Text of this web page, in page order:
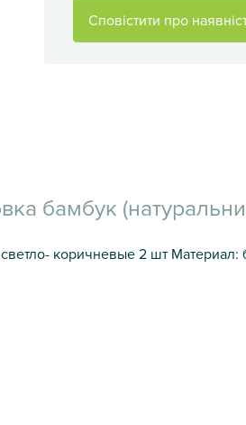
Сповістити про
бамбук
коричневые 2 шт